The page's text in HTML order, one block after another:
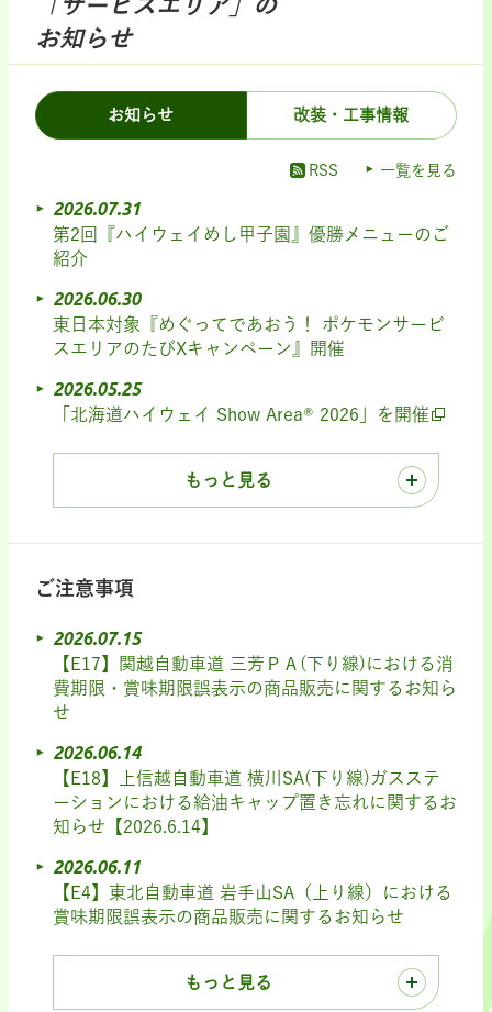
「サービスエリア」の
お知らせ
お知らせ 改装・工事情報
RSS 一覧を見る
2026.07.31
第2回『ハイウェイめし甲子園』優勝メニューのご
紹介
2026.06.30
東日本対象『めぐってであおう！ ポケモンサービ
スエリアのたびXキャンペーン』開催
2026.05.25
「北海道ハイウェイ Show Area® 2026」を開催
もっと見る
ご注意事項
2026.07.15
【E17】関越自動車道 三芳ＰＡ(下り線)における消
費期限・賞味期限誤表示の商品販売に関するお知ら
せ
2026.06.14
【E18】上信越自動車道 横川SA(下り線)ガスステ
ーションにおける給油キャップ置き忘れに関するお
知らせ【2026.6.14】
2026.06.11
【E4】東北自動車道 岩手山SA（上り線）における
賞味期限誤表示の商品販売に関するお知らせ
もっと見る